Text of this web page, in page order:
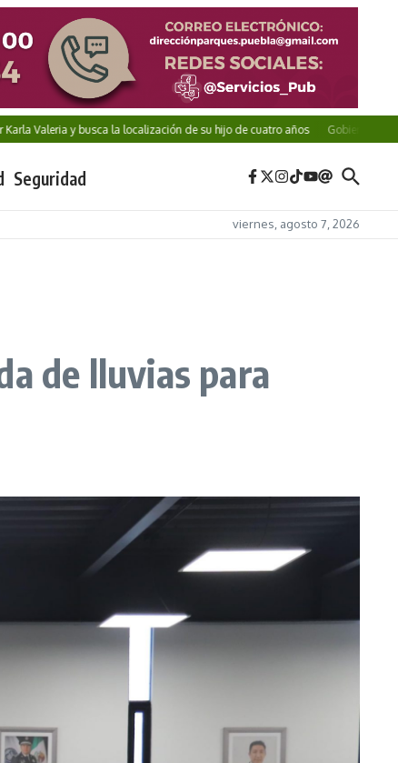
y busca la localización de su hijo de cuatro años Gobierno de Puebla
Seguridad
viernes, agosto 7, 2026
de lluvias para